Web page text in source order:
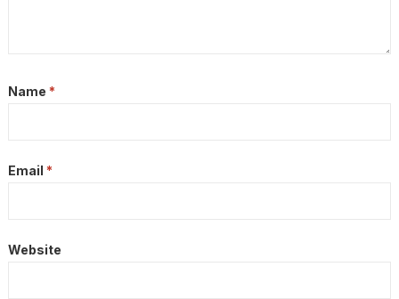
Name *
Email *
Website